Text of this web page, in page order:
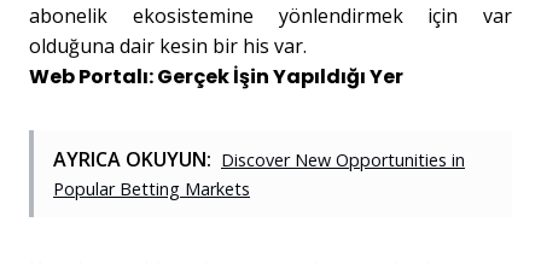
abonelik ekosistemine yönlendirmek için var
olduğuna dair kesin bir his var.
Web Portalı: Gerçek İşin Yapıldığı Yer
AYRICA OKUYUN: Discover New Opportunities in
Popular Betting Markets